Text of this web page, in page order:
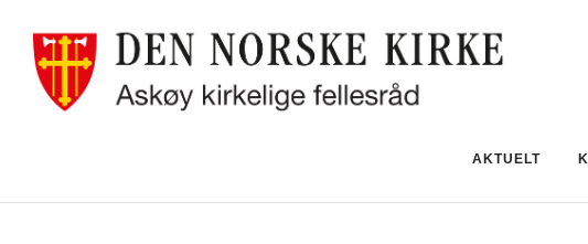
AKTUELT